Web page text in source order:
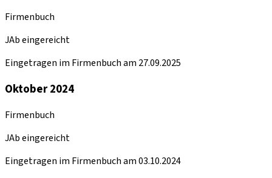
Firmenbuch
JAb eingereicht
Eingetragen im Firmenbuch am 27.09.2025
Oktober 2024
Firmenbuch
JAb eingereicht
Eingetragen im Firmenbuch am 03.10.2024